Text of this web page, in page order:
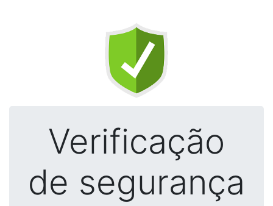
Verificação
de segurança